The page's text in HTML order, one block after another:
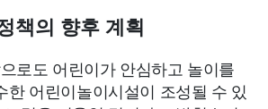
책의 향후 계획
로도 어린이가 안심하고 놀이를
한 어린이놀이시설이 조성될 수 있